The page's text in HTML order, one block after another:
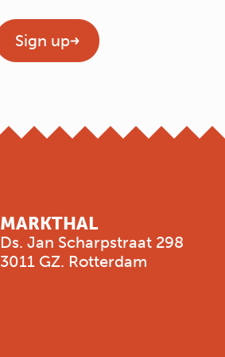
Sign up
MARKTHAL
Ds. Jan Scharpstraat 298
3011 GZ. Rotterdam